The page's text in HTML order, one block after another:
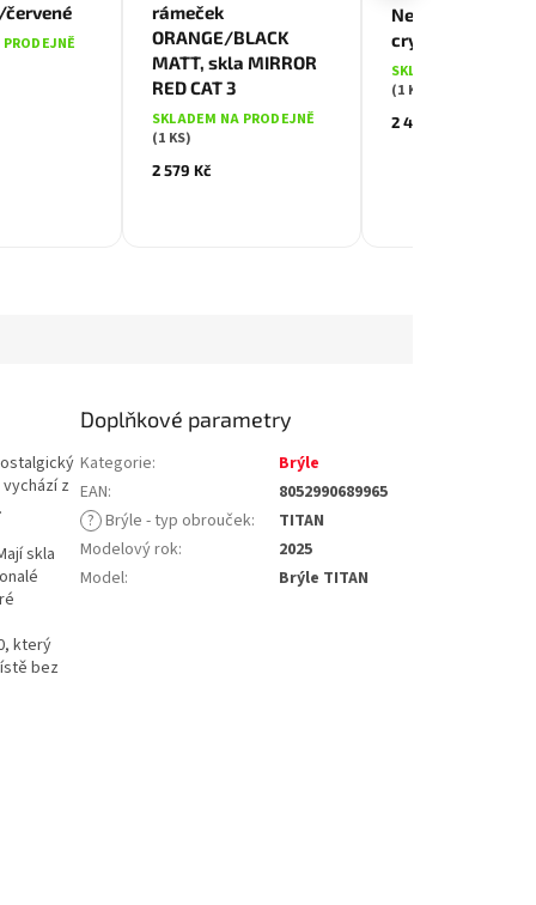
červené
rámeček
ORANGE/BLACK
MATT, skla MIRROR
RED CAT 3
SKLADEM NA PRODEJNĚ
(1 KS)
2 579 Kč
Neon Sky 2.0
crystal violet
SKLADEM NA
(1 KS)
2 490 Kč
z
skla
který
bez
Doplňkové parametry
Kategorie:
Brýle
EAN:
8052990689965
? Brýle - typ obrouček:
TITAN
Modelový rok:
2025
Model: Brýle TITAN